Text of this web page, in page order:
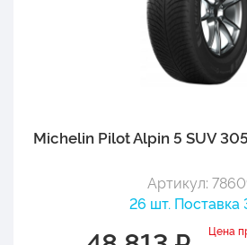
Michelin Pilot Alpin 5 SUV
Артикул:
26 шт. Поставка
Цена